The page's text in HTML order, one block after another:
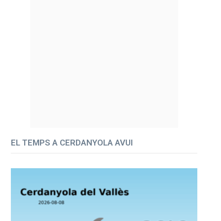
EL TEMPS A CERDANYOLA AVUI